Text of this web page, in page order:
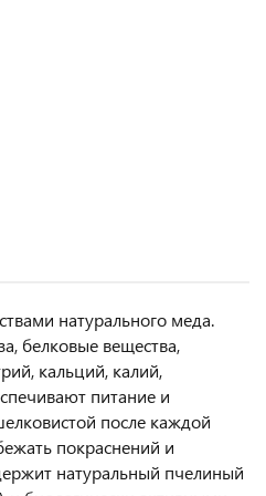
натурального меда.
белковые вещества,
кальций, калий,
питание и
после каждой
покраснений и
натуральный пчелиный